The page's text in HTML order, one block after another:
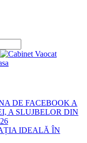
Escape
DE FACEBOOK A
A SLUJBELOR DIN
IDEALĂ ÎN